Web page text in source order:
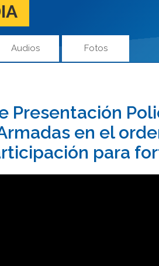
Audios Fotos
Presentación
en el
para